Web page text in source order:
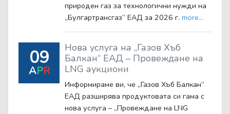
природен газ за технологични нужди на
„Булгартрансгаз“ ЕАД за 2026 г. more...
09
APR
Нова услуга на „Газов Хъб
Балкан“ ЕАД – Провеждане на
LNG аукциони
Информираме ви, че „Газов Хъб Балкан“
ЕАД разширява продуктовата си гама с
нова услуга – „Провеждане на LNG